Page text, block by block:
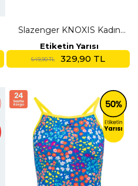
Slazenger KNOXIS Kadın
Cepli Deniz Şortu Gri Şort
Etiketin Yarısı
649,90 TL 329,90 TL